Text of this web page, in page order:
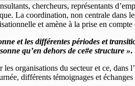
chercheurs, représentants
La coordination, non centrale
et amène à la prise en
et les différentes périodes et
qu’en dehors de ce#e structure ».
organisations du secteur et ce,
différents témoignages et échanges